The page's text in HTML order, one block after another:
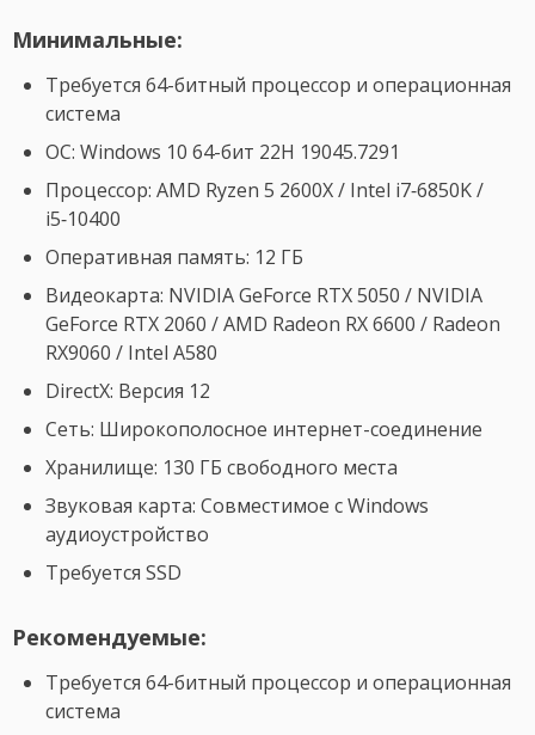
Минимальные:
Требуется 64-битный процессор и операционная
система
ОС: Windows 10 64-бит 22H 19045.7291
Процессор: AMD Ryzen 5 2600X / Intel i7‑6850K /
i5‑10400
Оперативная память: 12 ГБ
Видеокарта: NVIDIA GeForce RTX 5050 / NVIDIA
GeForce RTX 2060 / AMD Radeon RX 6600 / Radeon
RX9060 / Intel A580
DirectX: Версия 12
Сеть: Широкополосное интернет-соединение
Хранилище: 130 ГБ свободного места
Звуковая карта: Совместимое с Windows
аудиоустройство
Требуется SSD
Рекомендуемые:
Требуется 64-битный процессор и операционная
система